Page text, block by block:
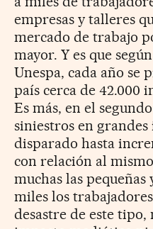
empresas y talleres
mercado de trabajo
mayor. Y es que
Unespa, cada año se
país cerca de 42.000
Es más, en el
siniestros en grandes
disparado hasta
con relación al
muchas las pequeñas
miles los
desastre de este